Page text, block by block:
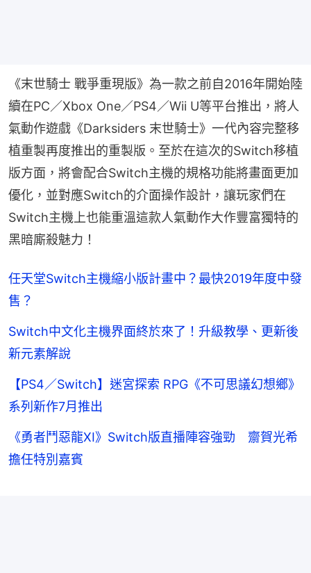
《末世騎士 戰爭重現版》為一款之前自2016年開始陸
續在PC／Xbox One／PS4／Wii U等平台推出，將人
氣動作遊戲《Darksiders 末世騎士》一代內容完整移
植重製再度推出的重製版。至於在這次的Switch移植
版方面，將會配合Switch主機的規格功能將畫面更加
優化，並對應Switch的介面操作設計，讓玩家們在
Switch主機上也能重溫這款人氣動作大作豐富獨特的
黑暗廝殺魅力！
任天堂Switch主機縮小版計畫中？最快2019年度中發
售？
Switch中文化主機界面終於來了！升級教學、更新後
新元素解說
【PS4／Switch】迷宮探索 RPG《不可思議幻想鄉》
系列新作7月推出
《勇者鬥惡龍XI》Switch版直播陣容強勁 齋賀光希
擔任特別嘉賓